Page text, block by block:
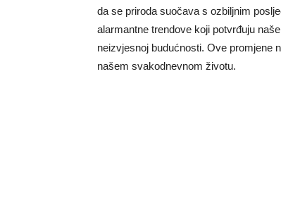
da se priroda suočava s ozbiljnim
alarmantne trendove koji potvrđuju
neizvjesnoj budućnosti. Ove promjene
našem svakodnevnom životu.